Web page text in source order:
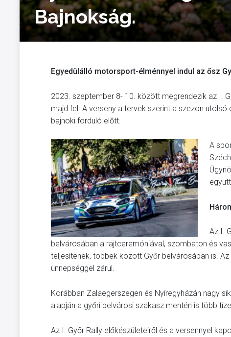
Bajnokság.
Egyedülálló motorsport-élménnyel indul az ősz
2023. szeptember 8- 10. között megrendezik az I.
majd fel. A verseny a tervek szerint a szezon
bajnoki forduló előtt.
A
Az I.
belvárosában a rajtceremóniával, szombaton és
teljesítenek, többek között Győr belvárosában is.
ünnepséggel zárul.
Korábban Zalaegerszegen és Nyíregyházán nagy
alapján a győri belvárosi szakasz mentén is több
Az I. Győr Rally előkészületeiről és a versennyel